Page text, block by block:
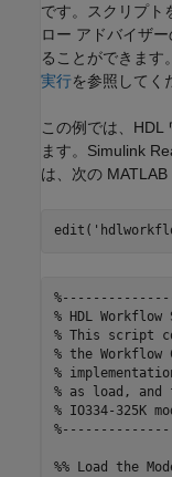
です。スクリプト
ロー アドバイザ
ることができます。
実行を参照してく
この例では、HDL
ます。Simulink
は、次の MATLAB
edit(
% HDL
% This script
% the
%
% as load, and
% IO334-325K
%% Load the